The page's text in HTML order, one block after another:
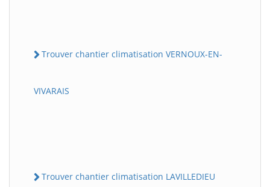
Trouver chantier climatisation VERNOUX-EN-
VIVARAIS
Trouver chantier climatisation LAVILLEDIEU